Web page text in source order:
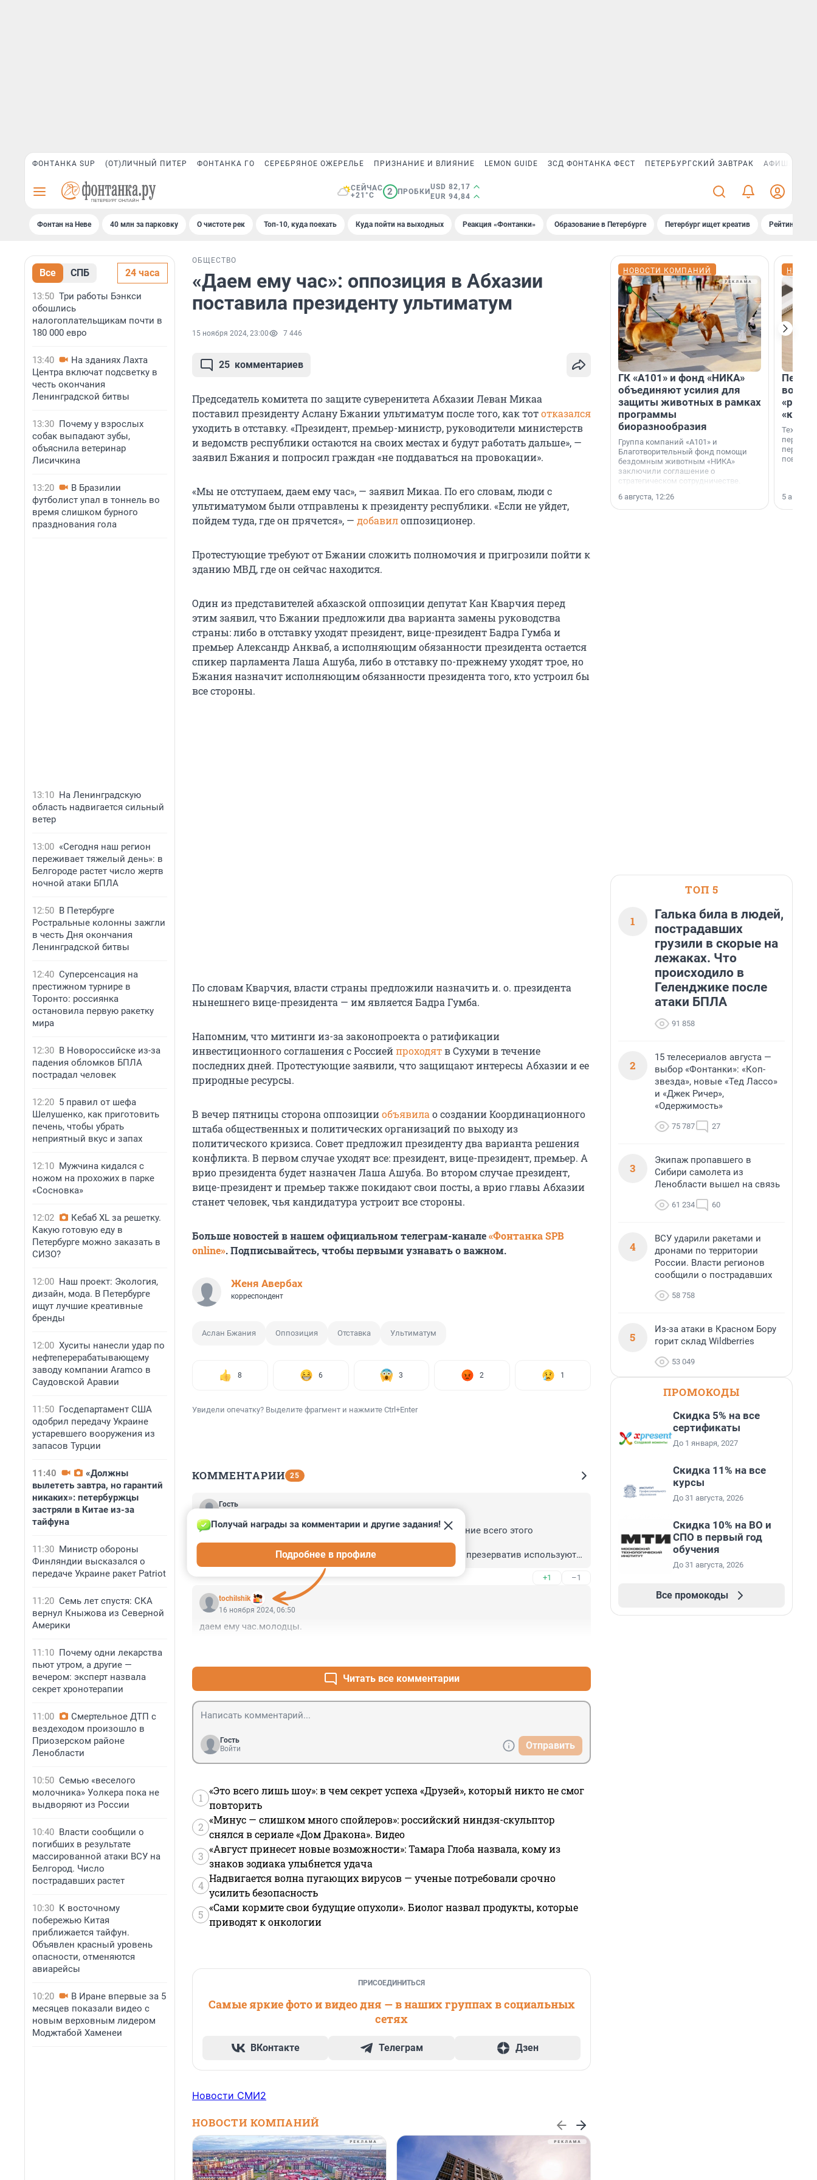
ФОНТАНКА SUP (ОТ)ЛИЧНЫЙ ПИТЕР ФОНТАНКА ГО СЕРЕБРЯНОЕ ОЖЕРЕЛЬЕ ПРИЗНАНИЕ И ВЛИЯНИЕ LEMON GUIDE ЗСД ФОНТАНКА ФЕСТ ПЕТЕРБУРГСКИЙ ЗАВТРАК АФИША PLUS
СЕЙЧАС
+21°C
2 ПРОБКИ
USD 82,17
EUR 94,84
Фонтан на Неве 40 млн за парковку О чистоте рек Топ-10, куда поехать Куда пойти на выходных Реакция «Фонтанки» Образование в Петербурге Петербург ищет креатив Рейтинги
Все СПБ 24 часа
13:50 Три работы Бэнкси
обошлись
налогоплательщикам почти в
180 000 евро
13:40
На зданиях Лахта
Центра включат подсветку в
честь окончания
Ленинградской битвы
13:30 Почему у взрослых
собак выпадают зубы,
объяснила ветеринар
Лисичкина
13:20
В Бразилии
футболист упал в тоннель во
время слишком бурного
празднования гола
13:10 На Ленинградскую
область надвигается сильный
ветер
13:00 «Сегодня наш регион
переживает тяжелый день»: в
Белгороде растет число жертв
ночной атаки БПЛА
12:50 В Петербурге
Ростральные колонны зажгли
в честь Дня окончания
Ленинградской битвы
12:40 Суперсенсация на
престижном турнире в
Торонто: россиянка
остановила первую ракетку
мира
12:30 В Новороссийске из-за
падения обломков БПЛА
пострадал человек
12:20 5 правил от шефа
Шелушенко, как приготовить
печень, чтобы убрать
неприятный вкус и запах
12:10 Мужчина кидался с
ножом на прохожих в парке
«Сосновка»
12:02
Кебаб XL за решетку.
Какую готовую еду в
Петербурге можно заказать в
СИЗО?
12:00 Наш проект: Экология,
дизайн, мода. В Петербурге
ищут лучшие креативные
бренды
12:00 Хуситы нанесли удар по
нефтеперерабатывающему
заводу компании Aramco в
Саудовской Аравии
11:50 Госдепартамент США
одобрил передачу Украине
устаревшего вооружения из
запасов Турции
11:40
«Должны
вылететь завтра, но гарантий
никаких»: петербуржцы
застряли в Китае из-за
тайфуна
11:30 Министр обороны
Финляндии высказался о
передаче Украине ракет Patriot
11:20 Семь лет спустя: СКА
вернул Кныжова из Северной
Америки
11:10 Почему одни лекарства
пьют утром, а другие —
вечером: эксперт назвала
секрет хронотерапии
11:00
Смертельное ДТП с
вездеходом произошло в
Приозерском районе
Ленобласти
10:50 Семью «веселого
молочника» Уолкера пока не
выдворяют из России
10:40 Власти сообщили о
погибших в результате
массированной атаки ВСУ на
Белгород. Число
пострадавших растет
10:30 К восточному
побережью Китая
приближается тайфун.
Объявлен красный уровень
опасности, отменяются
авиарейсы
10:20
В Иране впервые за 5
месяцев показали видео с
новым верховным лидером
Моджтабой Хаменеи
ОБЩЕСТВО
«Даем ему час»: оппозиция в Абхазии
поставила президенту ультиматум
15 ноября 2024, 23:00 7 446
25 комментариев
Председатель комитета по защите суверенитета Абхазии Леван Микаа
поставил президенту Аслану Бжании ультиматум после того, как тототказался
уходить в отставку. «Президент, премьер-министр, руководители министерств
и ведомств республики остаются на своих местах и будут работать дальше», —
заявил Бжания и попросил граждан «не поддаваться на провокации».
«Мы не отступаем, даем ему час», — заявил Микаа. По его словам, люди с
ультиматумом были отправлены к президенту республики. «Если не уйдет,
пойдем туда, где он прячется», — добавилоппозиционер.
Протестующие требуют от Бжании сложить полномочия и пригрозили пойти к
зданию МВД, где он сейчас находится.
Один из представителей абхазской оппозиции депутат Кан Кварчия перед
этим заявил, что Бжании предложили два варианта замены руководства
страны: либо в отставку уходят президент, вице-президент Бадра Гумба и
премьер Александр Анкваб, а исполняющим обязанности президента остается
спикер парламента Лаша Ашуба, либо в отставку по-прежнему уходят трое, но
Бжания назначит исполняющим обязанности президента того, кто устроил бы
все стороны.
По словам Кварчия, власти страны предложили назначить и. о. президента
нынешнего вице-президента — им является Бадра Гумба.
Напомним, что митинги из-за законопроекта о ратификации
инвестиционного соглашения с Россиейпроходятв Сухуми в течение
последних дней. Протестующие заявили, что защищают интересы Абхазии и ее
природные ресурсы.
В вечер пятницы сторона оппозицииобъявила о создании Координационного
штаба общественных и политических организаций по выходу из
политического кризиса. Совет предложил президенту два варианта решения
конфликта. В первом случае уходят все: президент, вице-президент, премьер. А
врио президента будет назначен Лаша Ашуба. Во втором случае президент,
вице-президент и премьер также покидают свои посты, а врио главы Абхазии
станет человек, чья кандидатура устроит все стороны.
Больше новостей в нашем официальном телеграм-канале«Фонтанка SPB
online». Подписывайтесь, чтобы первыми узнавать о важном.
Женя Авербах
корреспондент
Аслан Бжания Оппозиция Отставка Ультиматум
8 6 3 2 1
Увидели опечатку? Выделите фрагмент и нажмите Ctrl+Enter
КОММЕНТАРИИ 25
Гость
На месте президента абхазии,я бы дал 15 минут,на прекращение всего этого
безобразия!!!!!
Оппозиция и тд…….Хорош уже раскачивать ситуацию,вас как презерватив используют,а
потом в окно или в ведро выкинут
+1 –1
tochilshik
Получай награды за комментарии и другие задания!
Подробнее в профиле
16 ноября 2024, 06:50
даем ему час.молодцы.
Читать все комментарии
Гость
Войти
Отправить
1
«Это всего лишь шоу»: в чем секрет успеха «Друзей», который никто не смог
повторить
2
«Минус — слишком много спойлеров»: российский ниндзя-скульптор
снялся в сериале «Дом Дракона». Видео
3
«Август принесет новые возможности»: Тамара Глоба назвала, кому из
знаков зодиака улыбнется удача
4
Надвигается волна пугающих вирусов — ученые потребовали срочно
усилить безопасность
5
«Сами кормите свои будущие опухоли». Биолог назвал продукты, которые
приводят к онкологии
ПРИСОЕДИНИТЬСЯ
Самые яркие фото и видео дня — в наших группах в социальных
сетях
ВКонтакте Телеграм Дзен
Новости СМИ2
НОВОСТИ КОМПАНИЙ
НОВОСТИ КОМПАНИЙ
ГК «А101» и фонд «НИКА»
объединяют усилия для
защиты животных в рамках
программы
биоразнообразия
Группа компаний «А101» и
Благотворительный фонд помощи
бездомным животным «НИКА»
заключили соглашение о
стратегическом сотрудничестве.
6 августа, 12:26
5
ТОП 5
1
Галька била в людей,
пострадавших
грузили в скорые на
лежаках. Что
происходило в
Геленджике после
атаки БПЛА
91 858
2
15 телесериалов августа —
выбор «Фонтанки»: «Коп-
звезда», новые «Тед Лассо»
и «Джек Ричер»,
«Одержимость»
75 787 27
3
Экипаж пропавшего в
Сибири самолета из
Ленобласти вышел на связь
61 234 60
4
ВСУ ударили ракетами и
дронами по территории
России. Власти регионов
сообщили о пострадавших
58 758
5
Из-за атаки в Красном Бору
горит склад Wildberries
53 049
ПРОМОКОДЫ
Скидка 5% на все
сертификаты
До 1 января, 2027
Скидка 11% на все
курсы
До 31 августа, 2026
Скидка 10% на ВО и
СПО в первый год
обучения
До 31 августа, 2026
Все промокоды